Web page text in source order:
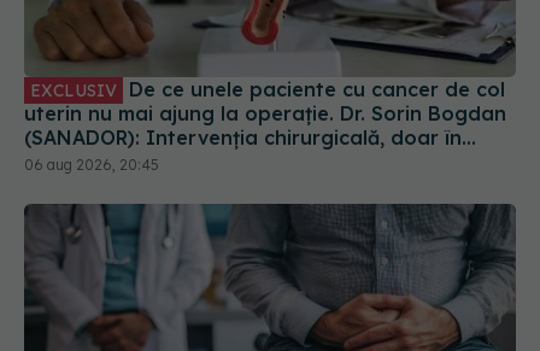
EXCLUSIV
uterin nu mai ajung la operație. Dr. Sorin Bogdan
(SANADOR): Intervenția chirurgicală, doar în
situații particulare
06 aug 2026, 20:45